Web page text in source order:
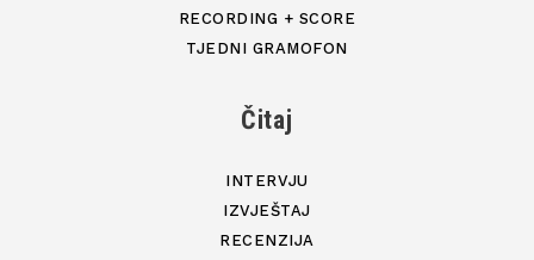
RECORDING + SCORE
TJEDNI GRAMOFON
Čitaj
INTERVJU
IZVJEŠTAJ
RECENZIJA